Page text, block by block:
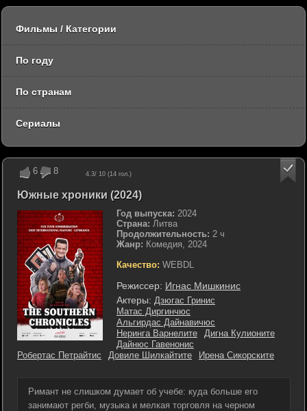
6 8 4.3/ 10 (14 гол.)
Южные хроники (2024)
Год выпуска: 2024
Страна: Литва
Продолжительность: 2 ч
Жанр: Комедия, 2024
Качество: WEBDL
Режиссер: Игнас Мишкинис
Актеры: Дзюгас Гринис
Матас Диргинчюс
Альгирдас Дайнавичюс
Неринга Варнелите
Дигна Кулионите
Дайнюс Гавенонис
Робертас Петрайтис
Довиле Шилкайтите Ирена Сикорските
Римант не слишком думает об учебе: куда больше его
занимают регби, музыка и мелкая торговля на черном
Фильмы / Категории
По году
По странам
Сериалы